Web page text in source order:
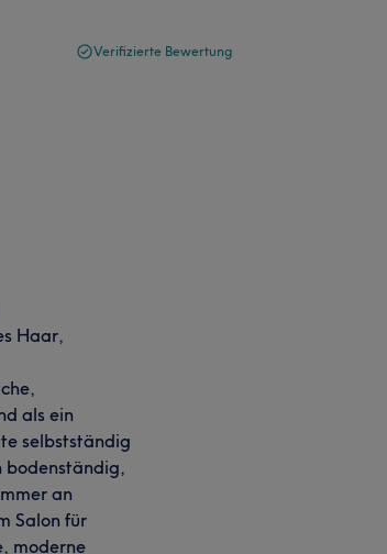
Verifizierte Bewertung
Haar,
als ein
selbstständig
bodenständig,
an
Salon für
moderne